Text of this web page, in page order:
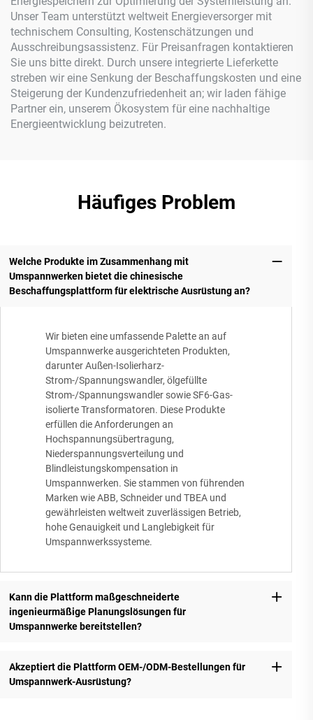
Unser Team unterstützt weltweit Energieversorger mit
technischem Consulting, Kostenschätzungen und
Ausschreibungsassistenz. Für Preisanfragen kontaktieren
Sie uns bitte direkt. Durch unsere integrierte Lieferkette
streben wir eine Senkung der Beschaffungskosten und eine
Steigerung der Kundenzufriedenheit an; wir laden fähige
Partner ein, unserem Ökosystem für eine nachhaltige
Energieentwicklung beizutreten.
Häufiges Problem
Welche Produkte im Zusammenhang mit
Umspannwerken bietet die chinesische
Beschaffungsplattform für elektrische Ausrüstung an?
Wir bieten eine umfassende Palette an auf
Umspannwerke ausgerichteten Produkten,
darunter Außen-Isolierharz-
Strom-/Spannungswandler, ölgefüllte
Strom-/Spannungswandler sowie SF6-Gas-
isolierte Transformatoren. Diese Produkte
erfüllen die Anforderungen an
Hochspannungsübertragung,
Niederspannungsverteilung und
Blindleistungskompensation in
Umspannwerken. Sie stammen von führenden
Marken wie ABB, Schneider und TBEA und
gewährleisten weltweit zuverlässigen Betrieb,
hohe Genauigkeit und Langlebigkeit für
Umspannwerkssysteme.
Kann die Plattform maßgeschneiderte
ingenieurmäßige Planungslösungen für
Umspannwerke bereitstellen?
Akzeptiert die Plattform OEM-/ODM-Bestellungen für
Umspannwerk-Ausrüstung?